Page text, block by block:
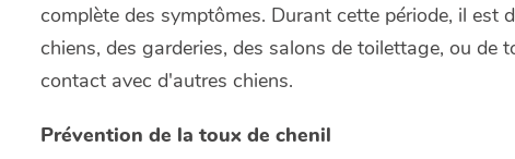
complète des symptômes. Durant cette période, il est
chiens, des garderies, des salons de toilettage, ou de
contact avec d'autres chiens.
Prévention de la toux de chenil